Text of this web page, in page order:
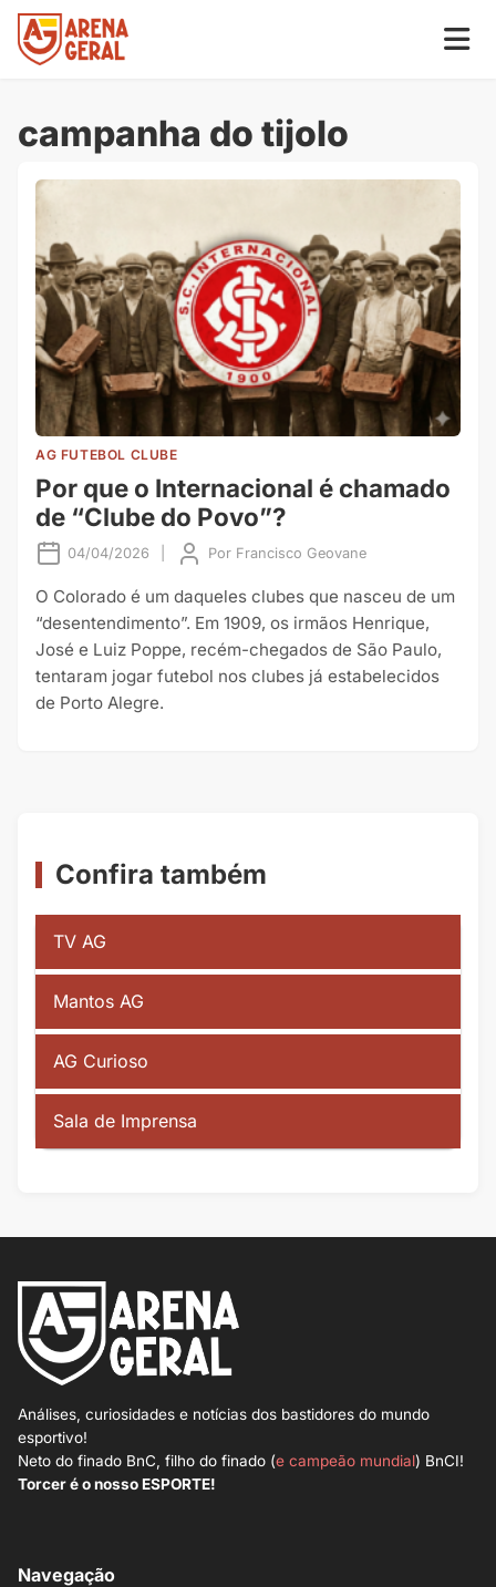
campanha do tijolo
AG FUTEBOL CLUBE
Por que o Internacional é chamado
de “Clube do Povo”?
04/04/2026 Por Francisco Geovane
O Colorado é um daqueles clubes que nasceu de um
“desentendimento”. Em 1909, os irmãos Henrique,
José e Luiz Poppe, recém-chegados de São Paulo,
tentaram jogar futebol nos clubes já estabelecidos
de Porto Alegre.
Confira também
TV AG
Mantos AG
AG Curioso
Sala de Imprensa
Análises, curiosidades e notícias dos bastidores do mundo
esportivo!
Neto do finado BnC, filho do finado (e campeão mundial) BnCI!
Torcer é o nosso ESPORTE!
Navegação